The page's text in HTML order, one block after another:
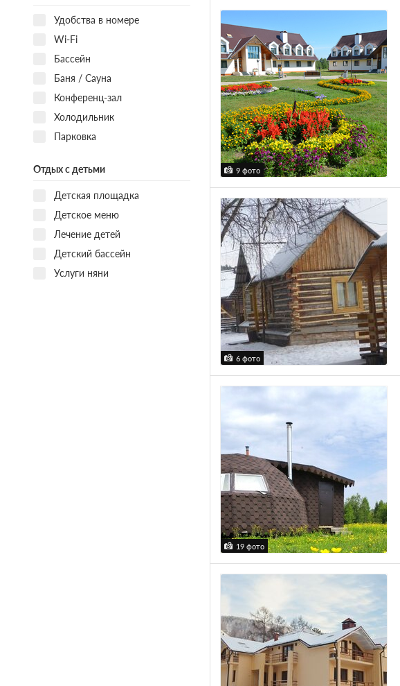
Удобства в номере
Wi-Fi
Бассейн
Баня / Сауна
Конференц-зал
Холодильник
Парковка
Отдых с детьми
Детская площадка
Детское меню
Лечение детей
Детский бассейн
Услуги няни
9 фото
6 фото
19 фото